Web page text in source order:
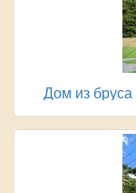
Дом из